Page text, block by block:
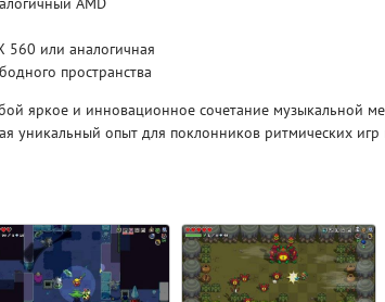
AMD
560 или аналогичная
пространства
яркое и инновационное сочетание музыкальной
уникальный опыт для поклонников ритмических